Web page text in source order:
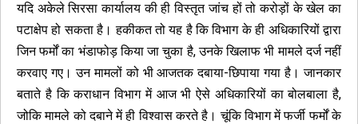
यदि अकेले सिरसा कार्यालय की ही विस्तृत जांच हों तो करोड़ों के खेल का
पटाक्षेप हो सकता है। हकीकत तो यह है कि विभाग के ही अधिकारियों द्वारा
जिन फर्मों का भंडाफोड़ किया जा चुका है, उनके खिलाफ भी मामले दर्ज नहीं
करवाए गए। उन मामलों को भी आजतक दबाया-छिपाया गया है। जानकार
बताते है कि कराधान विभाग में आज भी ऐसे अधिकारियों का बोलबाला है,
जोकि मामले को दबाने में ही विश्वास करते है। चूंकि विभाग में फर्जी फर्मों के